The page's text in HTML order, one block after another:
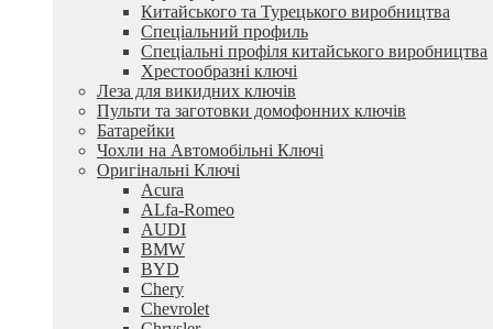
Китайського та Турецького виробництва
Спеціальний профиль
Спеціальні профіля китайського виробництва
Хрестообразні ключі
Леза для викидних ключів
Пульти та заготовки домофонних ключів
Батарейки
Чохли на Автомобільні Ключі
Оригінальні Ключі
Acura
ALfa-Romeo
AUDI
BMW
BYD
Chery
Chevrolet